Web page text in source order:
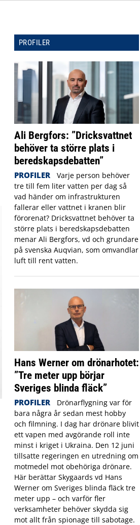
PROFILER
Ali Bergfors: ”Dricksvattnet
behöver ta större plats i
beredskapsdebatten”
PROFILER
Varje person behöver
tre till fem liter vatten per dag så
vad händer om infrastrukturen
fallerar eller vattnet i kranen blir
förorenat? Dricksvattnet behöver ta
större plats i beredskapsdebatten
menar Ali Bergfors, vd och grundare
på svenska Auqvian, som omvandlar
luft till rent vatten.
Hans Werner om drönarhotet:
”Tre meter upp börjar
Sveriges blinda fläck”
PROFILER
Drönarflygning var för
bara några år sedan mest hobby
och filmning. I dag har drönare blivit
ett vapen med avgörande roll inte
minst i kriget i Ukraina. Den 12 juni
tillsatte regeringen en utredning om
motmedel mot obehöriga drönare.
Här berättar Skygaards vd Hans
Werner om Sveriges blinda fläck tre
meter upp – och varför fler
verksamheter behöver skydda sig
mot allt från spionage till sabotage.